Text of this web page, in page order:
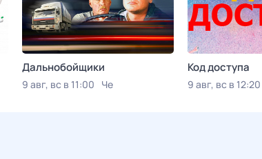
Дальнобойщики
9 авг, вс в 11:00 Че
Код доступа
9 авг, вс в 12:20